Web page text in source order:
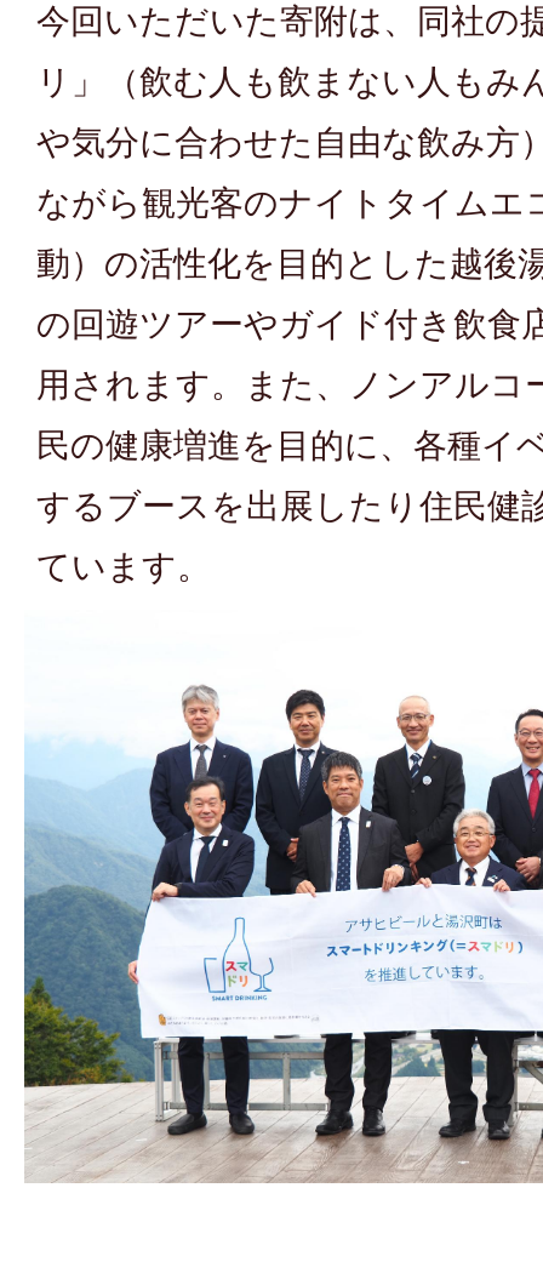
今回いただいた寄附は、同社の
リ」（飲む人も飲まない人もみ
や気分に合わせた自由な飲み方
ながら観光客のナイトタイムエ
動）の活性化を目的とした越後
の回遊ツアーやガイド付き飲食
用されます。また、ノンアルコ
民の健康増進を目的に、各種イ
するブースを出展したり住民健
ています。